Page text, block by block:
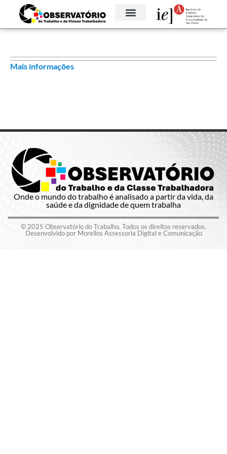
Mais informações
Onde o mundo do trabalho é analisado a partir da vida, da
saúde e da dignidade de quem trabalha
© 2025 Observatório do Trabalho. Todos os direitos reservados.
Desenvolvido por Morellos Assessoria Digital e Comunicação